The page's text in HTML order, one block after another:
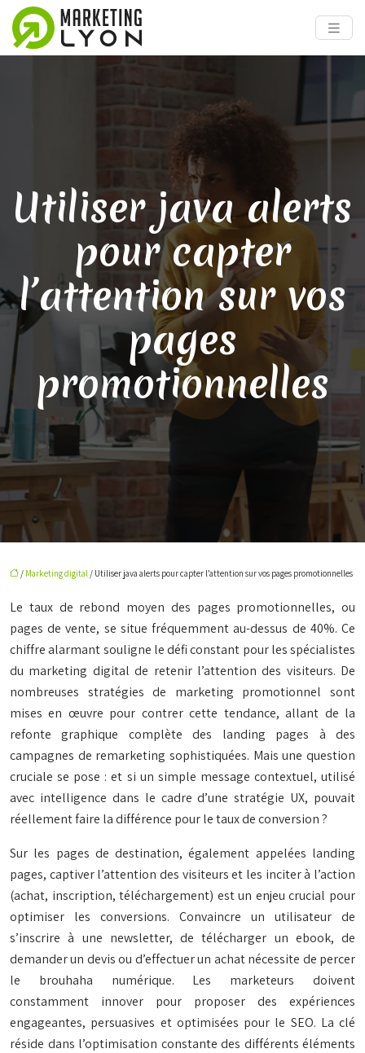
Utiliser java alerts
pour capter
l’attention sur vos
pages
promotionnelles
/ Marketing digital / Utiliser java alerts pour capter l’attention sur vos pages promotionnelles
Le taux de rebond moyen des pages promotionnelles, ou
pages de vente, se situe fréquemment au-dessus de 40%. Ce
chiffre alarmant souligne le défi constant pour les spécialistes
du marketing digital de retenir l’attention des visiteurs. De
nombreuses stratégies de marketing promotionnel sont
mises en œuvre pour contrer cette tendance, allant de la
refonte graphique complète des landing pages à des
campagnes de remarketing sophistiquées. Mais une question
cruciale se pose : et si un simple message contextuel, utilisé
avec intelligence dans le cadre d’une stratégie UX, pouvait
réellement faire la différence pour le taux de conversion ?
Sur les pages de destination, également appelées landing
pages, captiver l’attention des visiteurs et les inciter à l’action
(achat, inscription, téléchargement) est un enjeu crucial pour
optimiser les conversions. Convaincre un utilisateur de
s’inscrire à une newsletter, de télécharger un ebook, de
demander un devis ou d’effectuer un achat nécessite de percer
le brouhaha numérique. Les marketeurs doivent
constamment innover pour proposer des expériences
engageantes, persuasives et optimisées pour le SEO. La clé
réside dans l’optimisation constante des différents éléments